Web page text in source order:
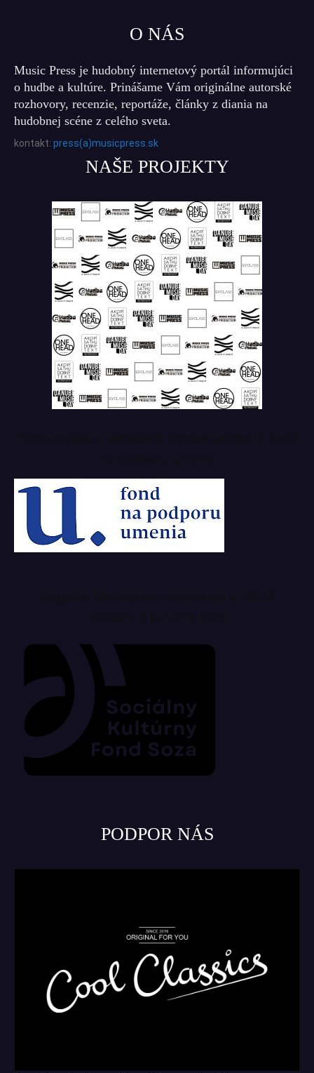
O NÁS
Music Press je hudobný internetový portál informujúci
o hudbe a kultúre. Prinášame Vám originálne autorské
rozhovory, recenzie, reportáže, články z diania na
hudobnej scéne z celého sveta.
kontakt: press(a)musicpress.sk
NAŠE PROJEKTY
PODPOR NÁS